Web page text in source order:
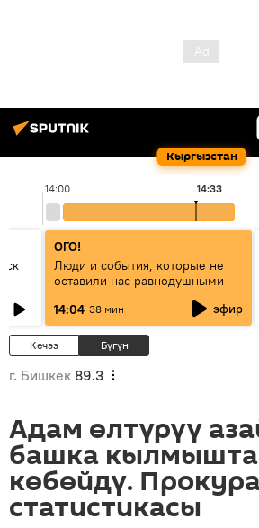
Кыргызстан
14:00 14:33
ОГО!
Люди и события, которые не
оставили нас равнодушными
14:04 38 мин эфир
Кечээ Бүгүн
г. Бишкек 89.3
Адам өлтүрүү
башка
көбөйдү.
статистикасы